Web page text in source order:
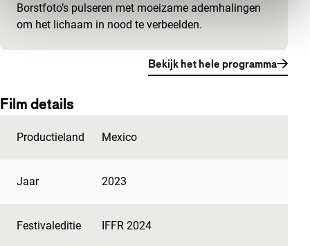
Borstfoto’s pulseren met moeizame ademhalingen
om het lichaam in nood te verbeelden.
Bekijk het hele programma
Film details
Productieland Mexico
Jaar 2023
Festivaleditie IFFR 2024